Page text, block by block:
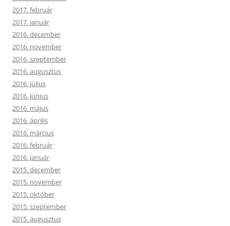
2017. február
2017. január
2016. december
2016. november
2016. szeptember
2016. augusztus
2016. július
2016. június
2016. május
2016. április
2016. március
2016. február
2016. január
2015. december
2015. november
2015. október
2015. szeptember
2015. augusztus